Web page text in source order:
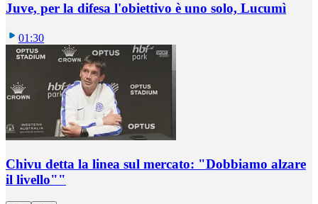
Juve, per la difesa l'obiettivo è uno solo, Lucumì
01:30
Chivu detta la linea sul mercato: "Dobbiamo alzare
il livello""